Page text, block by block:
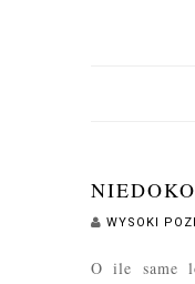
WYSOKI
O ile same